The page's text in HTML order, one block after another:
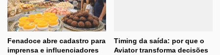
Fenadoce abre cadastro para
imprensa e influenciadores
Timing da saída: por que o
Aviator transforma decisões